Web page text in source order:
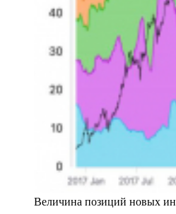
Величина позиций новых